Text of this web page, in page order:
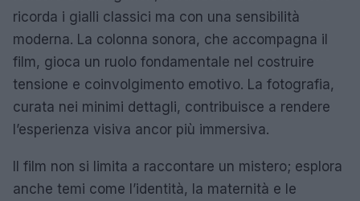
ricorda i gialli classici ma con una sensibilità
moderna. La colonna sonora, che accompagna il
film, gioca un ruolo fondamentale nel costruire
tensione e coinvolgimento emotivo. La fotografia,
curata nei minimi dettagli, contribuisce a rendere
l’esperienza visiva ancor più immersiva.
Il film non si limita a raccontare un mistero; esplora
anche temi come l’identità, la maternità e le